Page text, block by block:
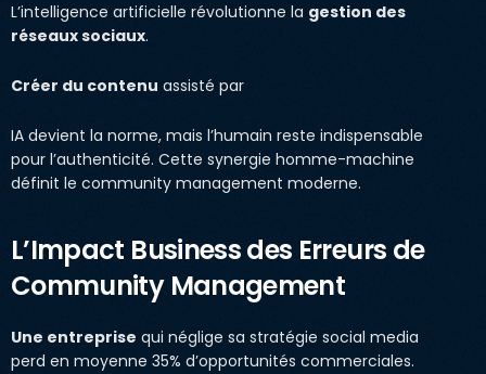
L’intelligence artificielle révolutionne la gestion des
réseaux sociaux.
Créer du contenu assisté par
IA devient la norme, mais l’humain reste indispensable
pour l’authenticité. Cette synergie homme-machine
définit le community management moderne.
L’Impact Business des Erreurs de
Community Management
Une entreprise qui néglige sa stratégie social media
perd en moyenne 35% d’opportunités commerciales.